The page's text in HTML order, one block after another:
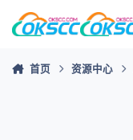
跳转到帖子
首页 资源中心